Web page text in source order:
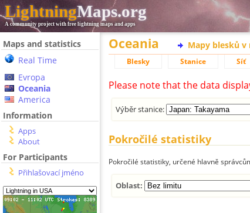
LightningMaps.org
A community project with free lightning maps and apps
Maps and statistics
Real Time
Evropa
Oceania
America
Information
Apps
About
For Participants
Přihlašovací jméno
Oceania Mapy blesků v
Blesky Stanice Síť
Please note that the data
Výběr stanice:
Pokročilé statistiky
Pokročilé statistiky, určené hlavně
Oblast: